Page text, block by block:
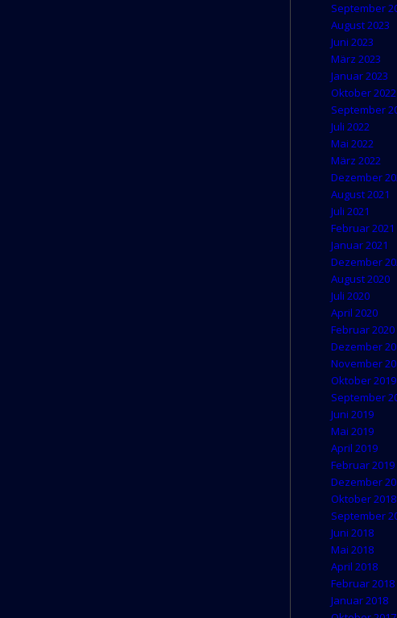
September
August 2023
Juni 2023
März 2023
Januar 2023
Oktober 2022
September
Juli 2022
Mai 2022
März 2022
Dezember
August 2021
Juli 2021
Februar 2021
Januar 2021
Dezember
August 2020
Juli 2020
April 2020
Februar 2020
Dezember
November
Oktober 2019
September
Juni 2019
Mai 2019
April 2019
Februar 2019
Dezember
Oktober 2018
September
Juni 2018
Mai 2018
April 2018
Februar 2018
Januar 2018